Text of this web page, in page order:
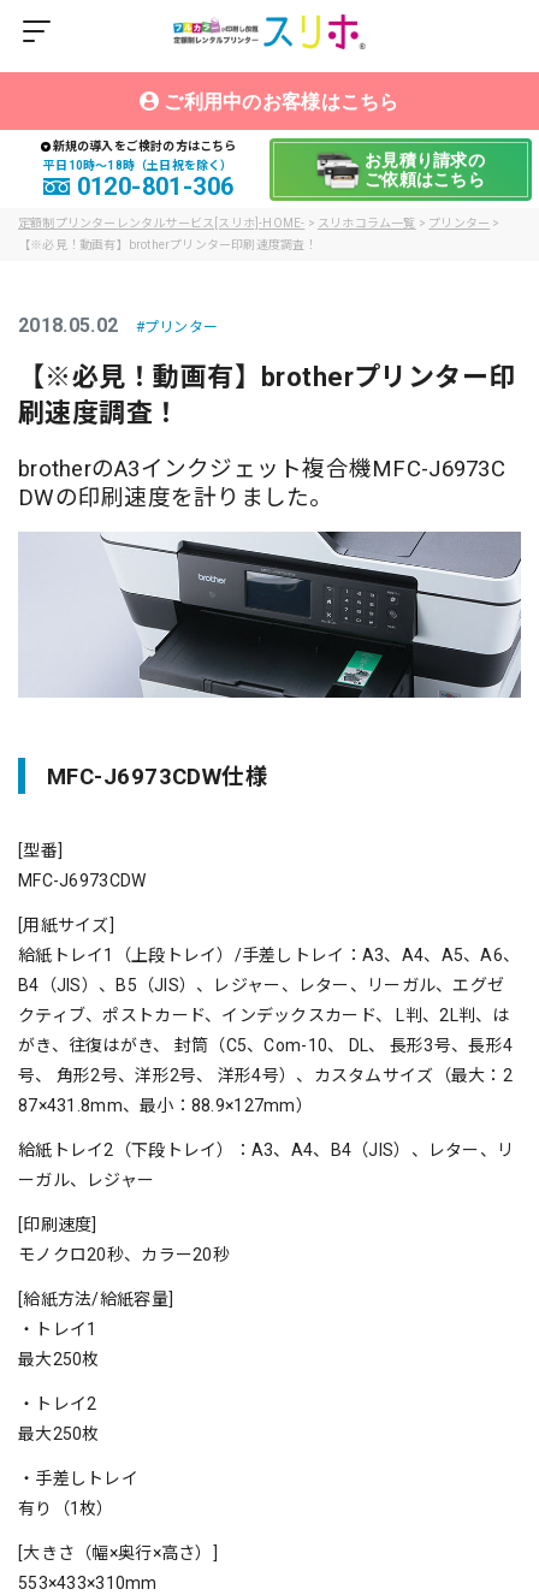
ご利用中のお客様はこちら
新規の導入をご検討の方はこちら
平日10時〜18時（土日祝を除く）
0120-801-306
お見積り請求の
ご依頼はこちら
定額制プリンターレンタルサービス[スリホ]-HOME- > スリホコラム一覧 > プリンター >
【※必見！動画有】brotherプリンター印刷速度調査！
2018.05.02 プリンター
【※必見！動画有】brotherプリンター印
刷速度調査！
brotherのA3インクジェット複合機MFC-J6973C
DWの印刷速度を計りました。
MFC-J6973CDW仕様
[型番]
MFC-J6973CDW
[用紙サイズ]
給紙トレイ1（上段トレイ）/手差しトレイ：A3、A4、A5、A6、
B4（JIS） 、B5（JIS）、レジャー、レター、リーガル、エグゼ
クティブ、ポストカード、インデックスカード、 L判、2L判、は
がき、往復はがき、 封筒 （C5、Com-10、 DL、 長形3号、長形4
号、 角形2号、洋形2号、 洋形4号）、カスタムサイズ（最大：2
87×431.8mm、最小：88.9×127mm）
給紙トレイ2（下段トレイ）：A3、A4、B4（JIS） 、レター、リ
ーガル、レジャー
[印刷速度]
モノクロ20秒、カラー20秒
[給紙方法/給紙容量]
・トレイ1
最大250枚
・トレイ2
最大250枚
・手差しトレイ
有り（1枚）
[大きさ（幅×奥行×高さ）]
553×433×310mm